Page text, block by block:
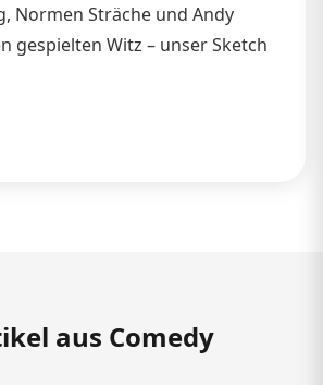
Normen Sträche und Andy
gespielten Witz – unser Sketch
aus Comedy